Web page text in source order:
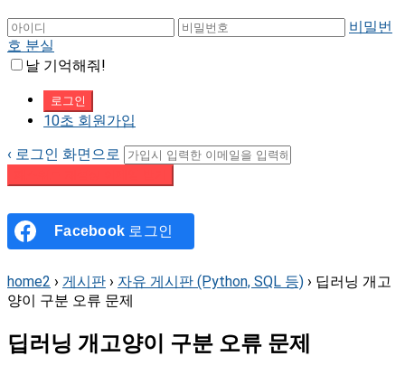
비밀번
호 분실
날 기억해줘!
10초 회원가입
‹ 로그인 화면으로
Facebook 로그인
home2 › 게시판 › 자유 게시판 (Python, SQL 등) › 딥러닝 개고
양이 구분 오류 문제
딥러닝 개고양이 구분 오류 문제